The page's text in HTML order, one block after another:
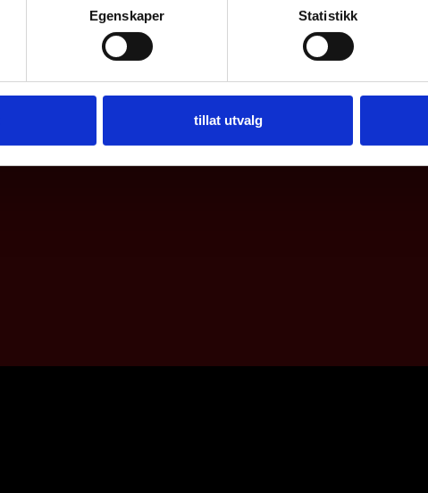
Egenskaper Statistikk
tillat utvalg